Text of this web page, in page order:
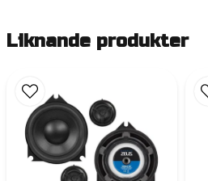
Liknande produkter